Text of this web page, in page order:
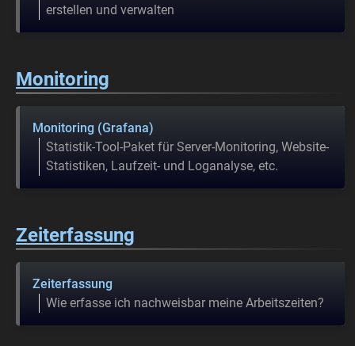
erstellen und verwalten
Monitoring
Monitoring (Grafana)
Statistik-Tool-Paket für Server-Monitoring, Website-
Statistiken, Laufzeit- und Loganalyse, etc.
Zeiterfassung
Zeiterfassung
Wie erfasse ich nachweisbar meine Arbeitszeiten?